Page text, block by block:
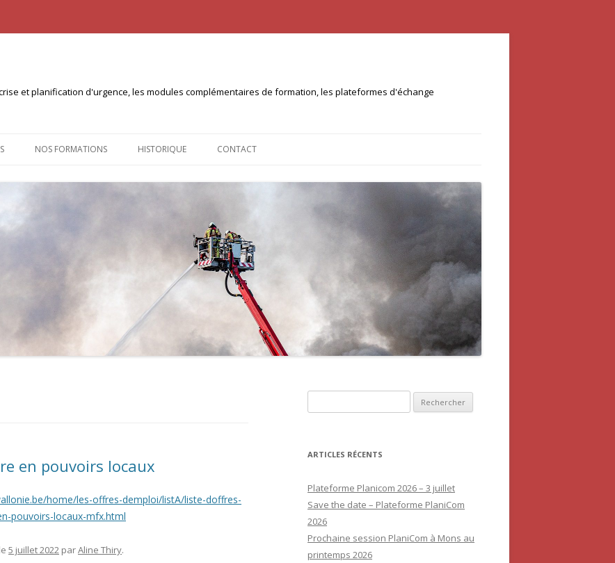
et planification d'urgence, les modules complémentaires de formation, les plateformes d'échange
au
contenu
NOS FORMATIONS HISTORIQUE CONTACT
en pouvoirs locaux
home/les-offres-demploi/listA/liste-doffres-
pouvoirs-locaux-mfx.html
le 5 juillet 2022 parAline Thiry.
ARTICLES RÉCENTS
Plateforme Planicom 2026 – 3 juillet
Save the date – Plateforme PlaniCom
2026
Prochaine session PlaniCom à Mons au
printemps 2026